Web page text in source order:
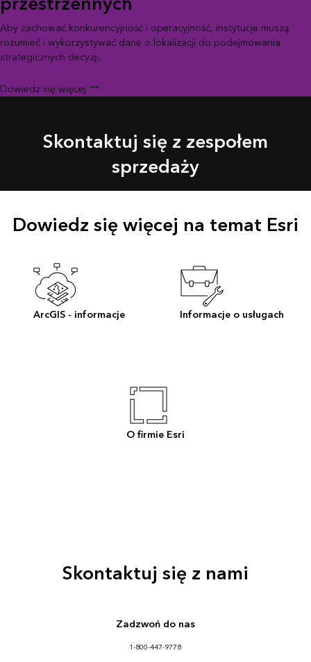
Aby zachować konkurencyjność i operacyjność, instytucje muszą
rozumieć i wykorzystywać dane o lokalizacji do podejmowania
strategicznych decyzji.
Dowiedz się więcej
Skontaktuj się z zespołem
sprzedaży
Dowiedz się więcej na temat Esri
ArcGIS - informacje Informacje o usługach
O firmie Esri
Skontaktuj się z nami
Zadzwoń do nas
1-800-447-9778